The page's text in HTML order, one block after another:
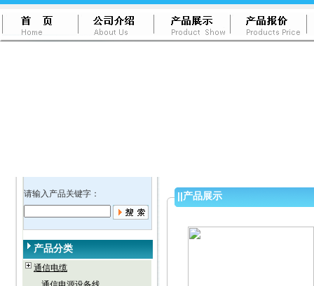
请输入产品关键字：
产品分类
通信电缆
||产品展示